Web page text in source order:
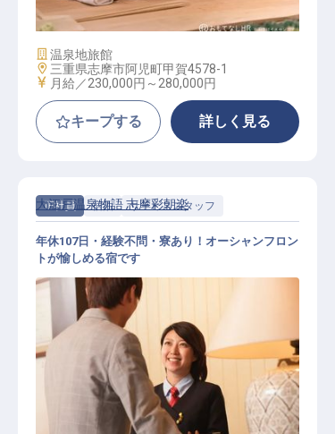
施設業態
温泉地旅館
勤務地
三重県志摩市阿児町甲賀4578-1
給与
月給／230,000円～ 280,000円
キープする 詳しく見る
正社員 宿泊 サービススタッフ
サービススタッフ / 正社員
大江戸温泉物語 志摩彩朝楽
年休107日・経験不問・寮あり！オーシャンフロン
トが愉しめる宿です